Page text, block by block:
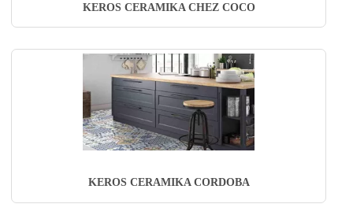
KEROS CERAMIKA CHEZ COCO
KEROS CERAMIKA CORDOBA